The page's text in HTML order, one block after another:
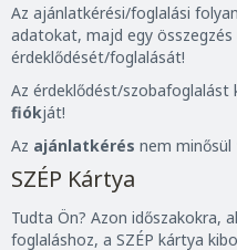
Az ajánlatkérési/foglalási
adatokat, majd egy
érdeklődését/foglalását!
Az érdeklődést/szobafoglalást
fiókját!
Az ajánlatkérés nem minősül
SZÉP Kártya
Tudta Ön? Azon időszakokra,
foglaláshoz, a SZÉP kártya